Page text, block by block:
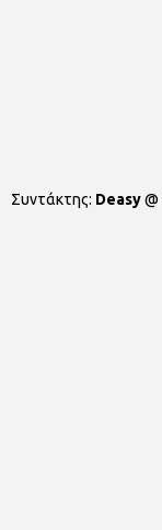
Συντάκτης: Deasy@